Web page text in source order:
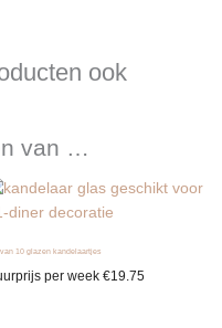
ook
van …
10 glazen kandelaartjes
per week €19.75